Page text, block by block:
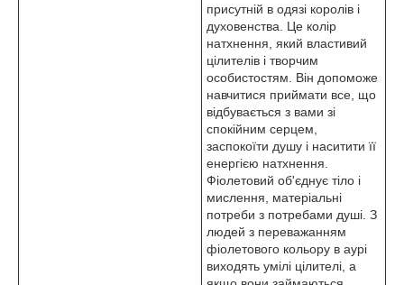
присутній в одязі королів і
духовенства. Це колір
натхнення, який властивий
цілителів і творчим
особистостям. Він допоможе
навчитися приймати все, що
відбувається з вами зі
спокійним серцем,
заспокоїти душу і наситити її
енергією натхнення.
Фіолетовий об'єднує тіло і
мислення, матеріальні
потреби з потребами душі. З
людей з переважанням
фіолетового кольору в аурі
виходять умілі цілителі, а